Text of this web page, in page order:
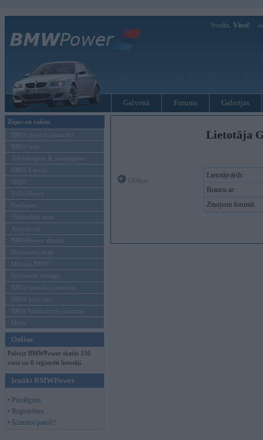
Sveiks, Viesi!
Galvenā Forums Galerijas
Ziņas un raksti
BMW modeļu jaunumi
BMW testi
Tehnoloģijas & sasniegumi
BMW Latvijā
MINI
Rolls-Royce
Pasākumi
Vadāmības tests
Autosports
BMWPower aktuāli
Reklāmas raksti
Mēneša BMW
Sērijveida tūnings
BMW pasaules jaunumi
BMW koncepti
BMW konkurentu jaunumi
Moto
Online
Pašreiz BMWPower skatās 150
viesi un 6 reģistrēti lietotāji.
Ienākt BMWPower
• Pieslēgties
• Reģistrēties
• Aizmirsi paroli?
Lietotāja
Lietotājvārds:
Braucu ar:
Ziņojumi forumā: